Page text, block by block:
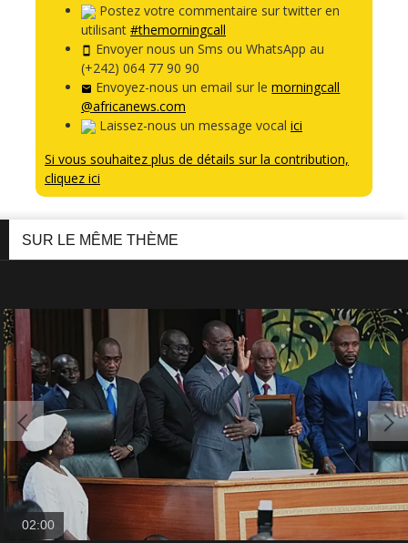
Postez votre commentaire sur twitter en
utilisant #themorningcall
Envoyer nous un Sms ou WhatsApp au
(+242) 064 77 90 90
Envoyez-nous un email sur lemorningcall
@africanews.com
Laissez-nous un message vocal ici
Si vous souhaitez plus de détails sur la contribution,
cliquez ici
SUR LE MÊME THÈME
02:00